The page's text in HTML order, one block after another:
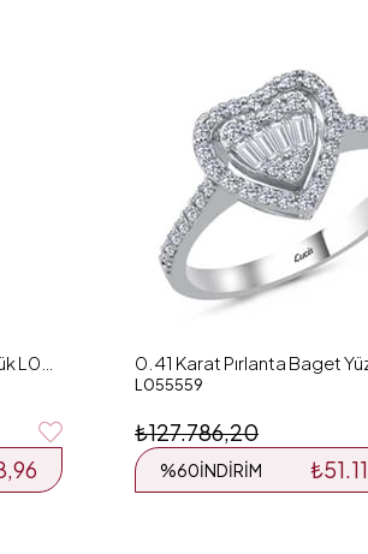
L055559
%60İNDIRIM
₺127.786,20